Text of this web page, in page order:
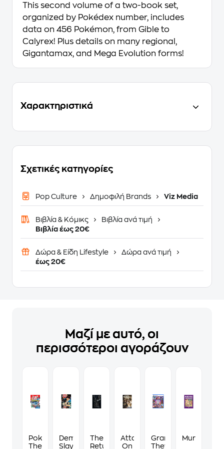
This second volume of a two-book set,
organized by Pokédex number, includes
data on 456 Pokémon, from Gible to
Calyrex! Plus details on many regional,
Gigantamax, and Mega Evolution forms!
Χαρακτηριστικά
Σχετικές κατηγορίες
Pop Culture Δημοφιλή Brands Viz Media
Βιβλία & Κόμικς
Βιβλία ανά τιμή
Βιβλία έως 20€
Δώρα & Είδη Lifestyle
Δώρα ανά τιμή
έως 20€
Μαζί με αυτό, οι
περισσότεροι αγοράζουν
Pokémon:
The
Demon
Slayer-
The
Return
Attack
On
Grand
Theft
Murdoku